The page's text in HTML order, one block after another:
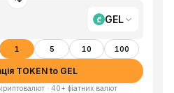
GEL
1 5 10 100
TOKEN to GEL
· 40+ фіатних валют